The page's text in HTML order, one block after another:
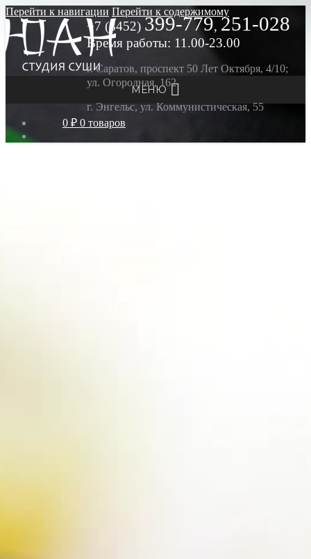
Перейти к навигации Перейти к содержимому
МЕНЮ
0 ₽ 0 товаров
+7 (8452) 399-779, 251-028
Время работы: 11.00-23.00
г. Саратов, проспект 50 Лет Октября, 4/10;
ул. Огородная, 162
г. Энгельс, ул. Коммунистическая, 55